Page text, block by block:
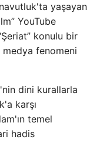
yaşayan
YouTube
konulu bir
medya fenomeni
dini kurallarla
karşı
temel
hadis